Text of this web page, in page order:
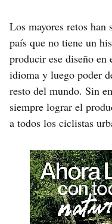
Los mayores retos
país que no tiene un
producir ese diseño
idioma y luego poder
resto del mundo. Sin
siempre lograr el
a todos los ciclistas